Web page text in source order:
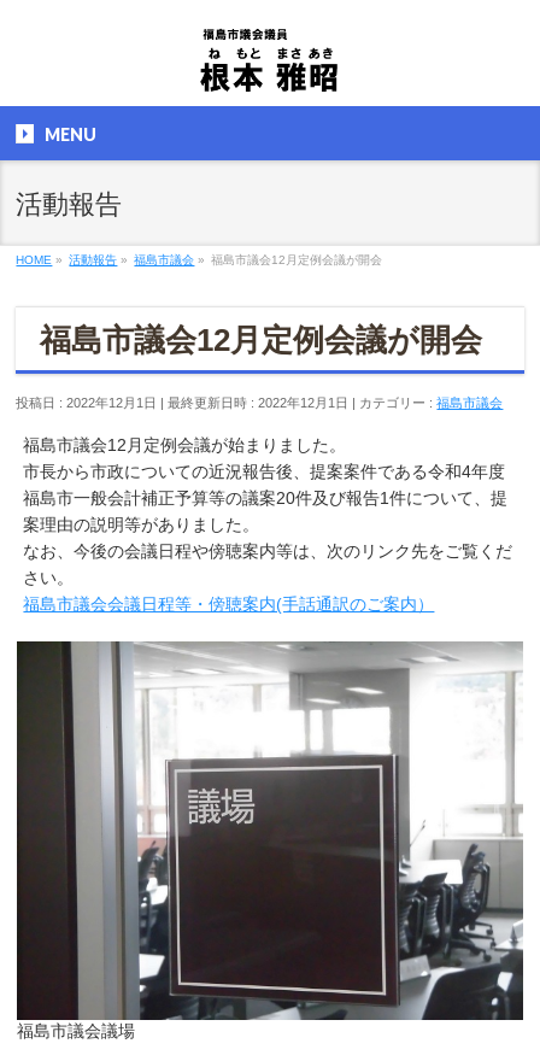
MENU
活動報告
HOME » 活動報告 » 福島市議会 » 福島市議会12月定例会議が開会
福島市議会12月定例会議が開会
投稿日 : 2022年12月1日 最終更新日時 : 2022年12月1日 カテゴリー :福島市議会
福島市議会12月定例会議が始まりました。
市長から市政についての近況報告後、提案案件である令和4年度
福島市一般会計補正予算等の議案20件及び報告1件について、提
案理由の説明等がありました。
なお、今後の会議日程や傍聴案内等は、次のリンク先をご覧くだ
さい。
福島市議会会議日程等・傍聴案内(手話通訳のご案内）
福島市議会議場